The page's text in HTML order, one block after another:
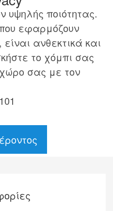
υψηλής ποιότητας.
εφαρμόζουν
ανθεκτικά και
το χόμπι σας
σας με τον